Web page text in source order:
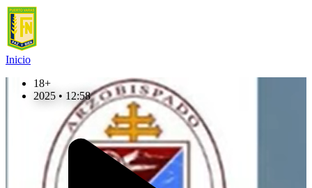
Inicio
18+
2025 • 12:58